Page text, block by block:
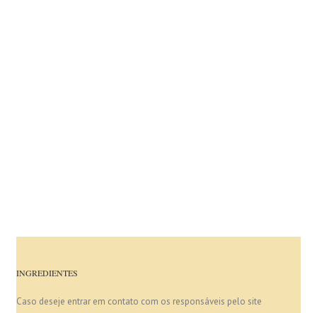
INGREDIENTES
Caso deseje entrar em contato com os responsáveis pelo site